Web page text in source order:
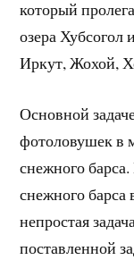
который
озера
Иркут, Жохой,
Основной
фотоловушек в
снежного
снежного
непростая
поставленной